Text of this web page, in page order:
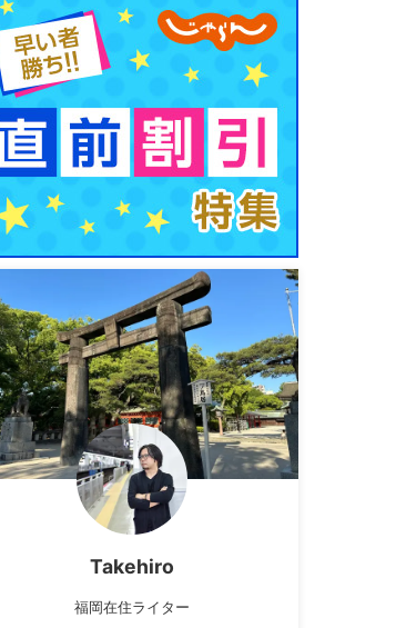
Takehiro
福岡在住ライター